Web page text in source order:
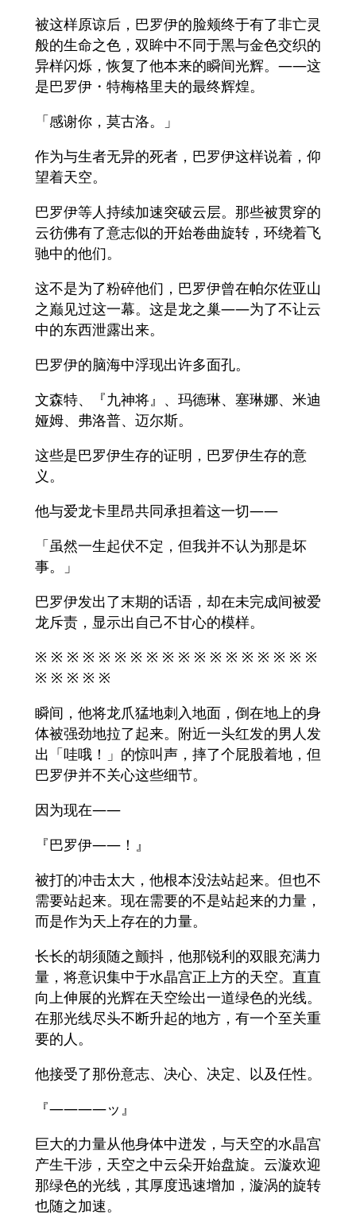
被这样原谅后，巴罗伊的脸颊终于有了非亡灵
般的生命之色，双眸中不同于黑与金色交织的
异样闪烁，恢复了他本来的瞬间光辉。——这
是巴罗伊・特梅格里夫的最终辉煌。
「感谢你，莫古洛。」
作为与生者无异的死者，巴罗伊这样说着，仰
望着天空。
巴罗伊等人持续加速突破云层。那些被贯穿的
云彷佛有了意志似的开始卷曲旋转，环绕着飞
驰中的他们。
这不是为了粉碎他们，巴罗伊曾在帕尔佐亚山
之巅见过这一幕。这是龙之巢——为了不让云
中的东西泄露出来。
巴罗伊的脑海中浮现出许多面孔。
文森特、『九神将』、玛德琳、塞琳娜、米迪
娅姆、弗洛普、迈尔斯。
这些是巴罗伊生存的证明，巴罗伊生存的意
义。
他与爱龙卡里昂共同承担着这一切——
「虽然一生起伏不定，但我并不认为那是坏
事。」
巴罗伊发出了末期的话语，却在未完成间被爱
龙斥责，显示出自己不甘心的模样。
※ ※ ※ ※ ※ ※ ※ ※ ※ ※ ※ ※ ※ ※ ※ ※ ※ ※
※ ※ ※ ※ ※
瞬间，他将龙爪猛地刺入地面，倒在地上的身
体被强劲地拉了起来。附近一头红发的男人发
出「哇哦！」的惊叫声，摔了个屁股着地，但
巴罗伊并不关心这些细节。
因为现在——
『巴罗伊——！』
被打的冲击太大，他根本没法站起来。但也不
需要站起来。现在需要的不是站起来的力量，
而是作为天上存在的力量。
长长的胡须随之颤抖，他那锐利的双眼充满力
量，将意识集中于水晶宫正上方的天空。直直
向上伸展的光辉在天空绘出一道绿色的光线。
在那光线尽头不断升起的地方，有一个至关重
要的人。
他接受了那份意志、决心、决定、以及任性。
『――――ッ』
巨大的力量从他身体中迸发，与天空的水晶宫
产生干涉，天空之中云朵开始盘旋。云漩欢迎
那绿色的光线，其厚度迅速增加，漩涡的旋转
也随之加速。